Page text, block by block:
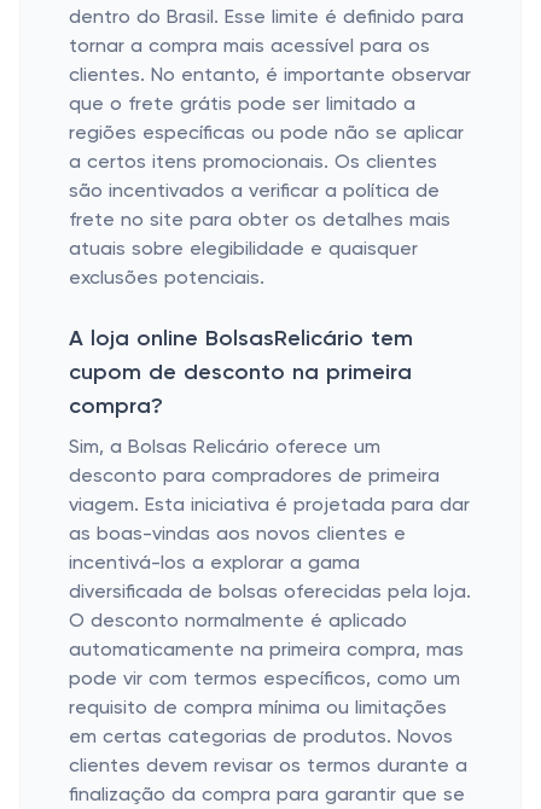
dentro do Brasil. Esse limite é definido para
tornar a compra mais acessível para os
clientes. No entanto, é importante observar
que o frete grátis pode ser limitado a
regiões específicas ou pode não se aplicar
a certos itens promocionais. Os clientes
são incentivados a verificar a política de
frete no site para obter os detalhes mais
atuais sobre elegibilidade e quaisquer
exclusões potenciais.
A loja online BolsasRelicário tem
cupom de desconto na primeira
compra?
Sim, a Bolsas Relicário oferece um
desconto para compradores de primeira
viagem. Esta iniciativa é projetada para dar
as boas-vindas aos novos clientes e
incentivá-los a explorar a gama
diversificada de bolsas oferecidas pela loja.
O desconto normalmente é aplicado
automaticamente na primeira compra, mas
pode vir com termos específicos, como um
requisito de compra mínima ou limitações
em certas categorias de produtos. Novos
clientes devem revisar os termos durante a
finalização da compra para garantir que se